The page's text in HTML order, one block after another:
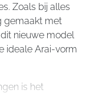
Zoals bij alles
gemaakt met
nieuwe model
ideale Arai-vorm
is het